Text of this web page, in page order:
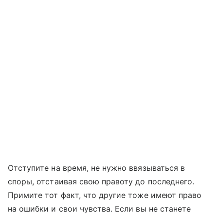
Отступите на время, не нужно ввязываться в
споры, отстаивая свою правоту до последнего.
Примите тот факт, что другие тоже имеют право
на ошибки и свои чувства. Если вы не станете